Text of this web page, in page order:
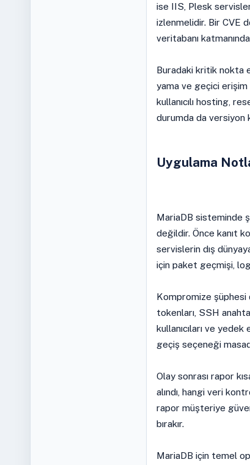
ise IIS, Plesk
izlenmelidir. Bir CVE
veritabanı
Buradaki kritik nokta
yama ve geçici erişim
kullanıcılı hosting,
durumda da versiyon
Uygulama
MariaDB sisteminde
değildir. Önce kanıt
servislerin dış
için paket geçmişi,
Kompromize şüphesi
tokenları, SSH
kullanıcıları ve
geçiş seçeneği
Olay sonrası rapor
alındı, hangi veri
rapor müşteriye
bırakır.
MariaDB için temel